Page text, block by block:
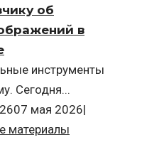
об
в
инструменты
Сегодня...
07 мая 2026|
материалы